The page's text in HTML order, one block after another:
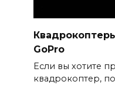
GoPro
Если вы хотите
квадрокоптер,